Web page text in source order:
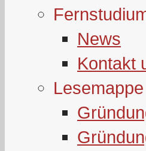
News
Kontakt